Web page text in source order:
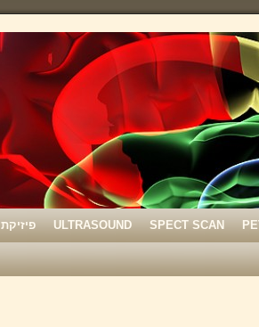
SPECT SCAN
ULTRASOUND פיזיקת MRI